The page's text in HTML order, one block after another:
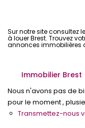
Créer une
Sur notre site consultez
à louer Brest. Trouvez
annonces immobilières
Immobilier Brest
Nous n'avons pas de
pour le moment ,
Transmettez-nous